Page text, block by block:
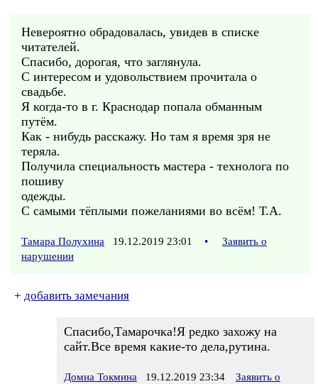
Невероятно обрадовалась, увидев в списке
читателей.
Спасибо, дорогая, что заглянула.
С интересом и удовольствием прочитала о
свадьбе.
Я когда-то в г. Краснодар попала обманным
путём.
Как - нибудь расскажу. Но там я время зря не
теряла.
Получила специальность мастера - технолога по
пошиву
одежды.
С самыми тёплыми пожеланиями во всём! Т.А.
Тамара Полухина 19.12.2019 23:01 •
Заявить о
нарушении
+ добавить замечания
Спасибо,Тамарочка!Я редко захожу на
сайт.Все время какие-то дела,рутина.
Домна Токмина 19.12.2019 23:34
Заявить о